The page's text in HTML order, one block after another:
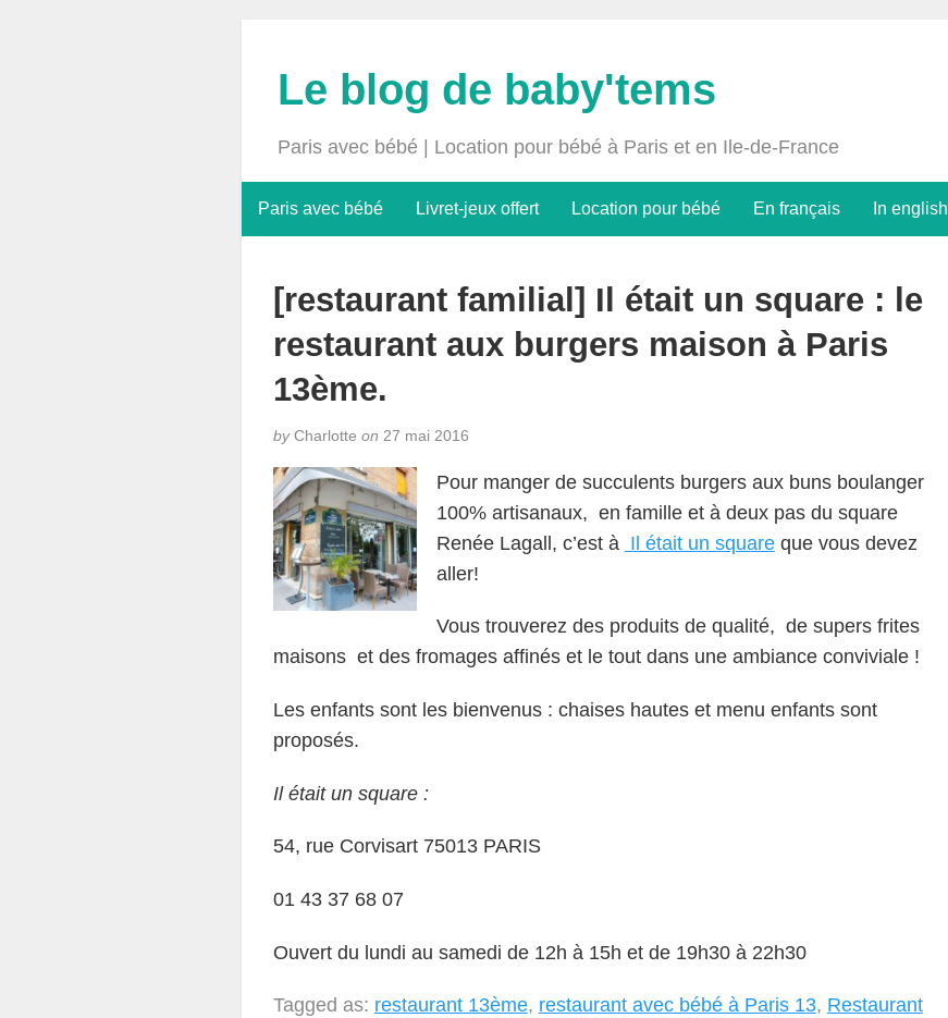
Le blog de baby'tems
Paris avec bébé | Location pour bébé à Paris et en Ile-de-France
Paris avec bébé Livret-jeux offert Location pour bébé En français In english
[restaurant familial] Il était un square : le
restaurant aux burgers maison à Paris
13ème.
byCharlotte on 27 mai 2016
Pour manger de succulents burgers aux buns boulanger
100% artisanaux, en famille et à deux pas du square
Renée Lagall, c’est à Il était un squareque vous devez
aller!
Vous trouverez des produits de qualité, de supers frites
maisons et des fromages affinés et le tout dans une ambiance conviviale !
Les enfants sont les bienvenus : chaises hautes et menu enfants sont
proposés.
Il était un square :
54, rue Corvisart 75013 PARIS
01 43 37 68 07
Ouvert du lundi au samedi de 12h à 15h et de 19h30 à 22h30
Tagged as: restaurant 13ème, restaurant avec bébé à Paris 13, Restaurant